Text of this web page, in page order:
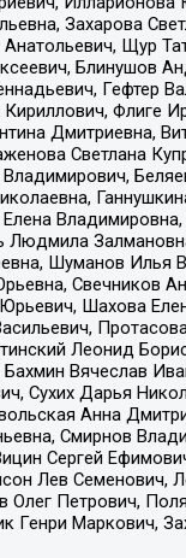
Захарова
Щур
Блинушов
Гефтер
Флиге
Дмитриевна,
Светлана
Владимировна,
Людмила
Шуманов Илья
Свечников
Шахова
Леонид
Бахмин Вячеслав
Сухих Дарья
Анна
Смирнов
Сергей
Лев Семенович,
Олег Петрович,
Генри Маркович,